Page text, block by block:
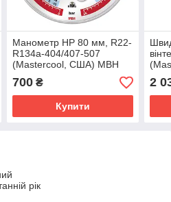
Манометр HP 80 мм, R22-
R134a-404/407-507
(Mastercool, США) MBH
700₴
Купити
E
2
рік